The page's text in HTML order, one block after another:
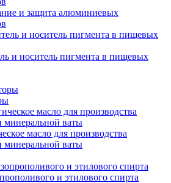
и защита алюминиевых
и носитель пигмента в пищевых
масло для производства
минеральной ваты
и этилового спирта